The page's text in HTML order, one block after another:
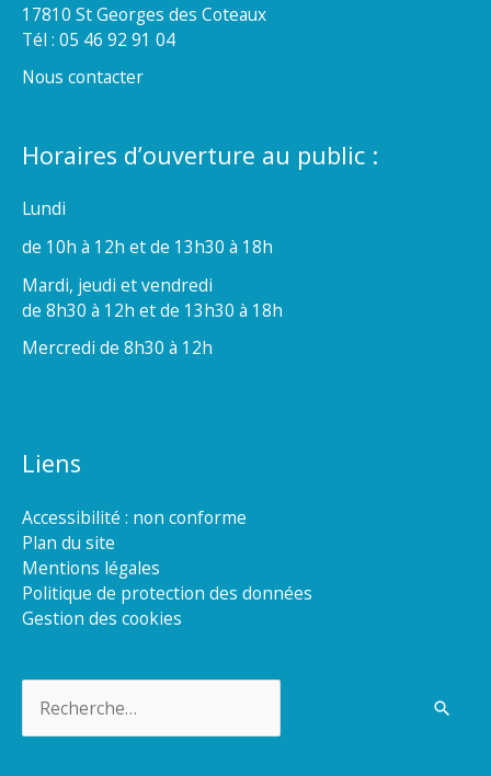
17810 St Georges des Coteaux
Tél : 05 46 92 91 04
Nous contacter
Horaires d’ouverture au public :
Lundi
de 10h à 12h et de 13h30 à 18h
Mardi, jeudi et vendredi
de 8h30 à 12h et de 13h30 à 18h
Mercredi de 8h30 à 12h
Liens
Accessibilité : non conforme
Plan du site
Mentions légales
Politique de protection des données
Gestion des cookies